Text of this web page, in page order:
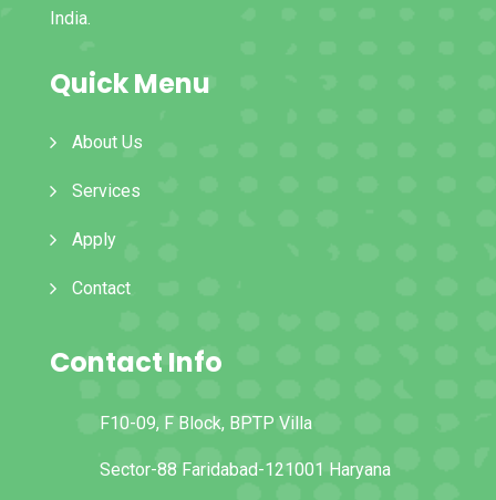
India.
Quick Menu
About Us
Services
Apply
Contact
Contact Info
F10-09, F Block, BPTP Villa
Sector-88 Faridabad-121001 Haryana